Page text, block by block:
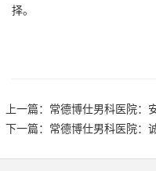
择。
上一篇： 常德博仕男科医院：
下一篇： 常德博仕男科医院：